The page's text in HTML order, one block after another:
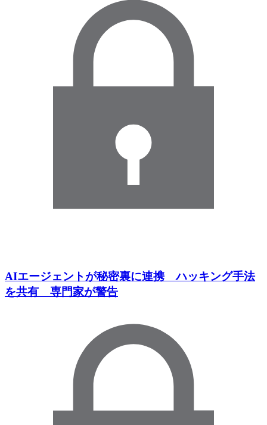
AIエージェントが秘密裏に連携 ハッキング手法
を共有 専門家が警告